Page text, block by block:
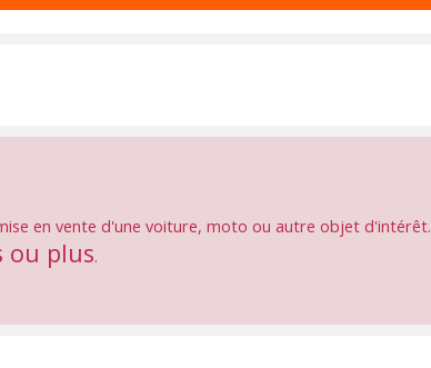
en vente d'une voiture, moto ou autre objet d'intérêt.
ou plus.